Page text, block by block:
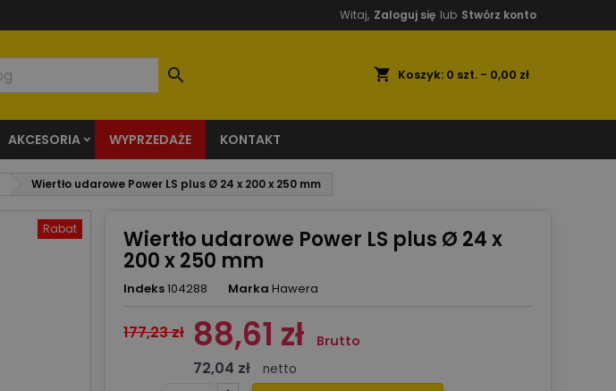
Witaj, Zaloguj się lub Stwórz konto
shopping_cart Koszyk: 0 szt. - 0,00 zł

AKCESORIA WYPRZEDAŻE KONTAKT
Wiertło udarowe Power LS plus Ø 24 x 200 x 250 mm
Rabat Wiertło udarowe Power LS plus Ø 24 x
200 x 250 mm
Indeks104288 Marka Hawera
177,23 zł 88,61 zł Brutto
72,04 zł
netto